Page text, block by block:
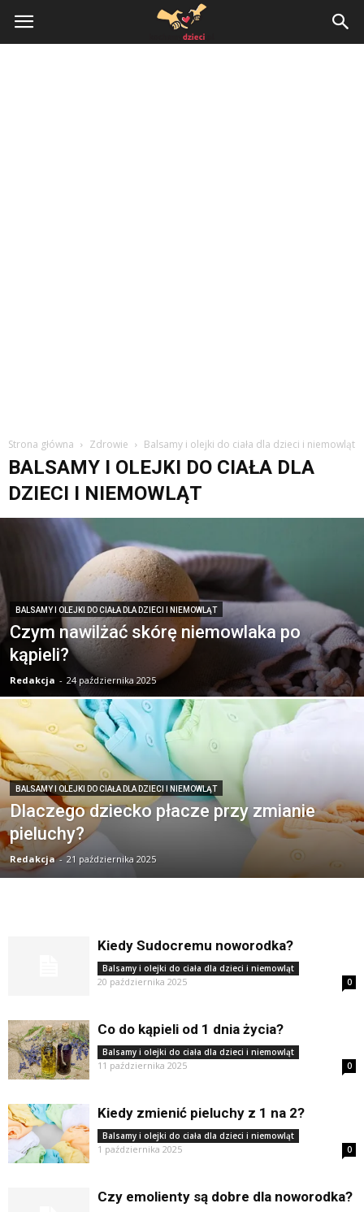
KochamyDzieci.pl
Strona główna Zdrowie Balsamy i olejki do ciała dla dzieci i niemowląt
BALSAMY I OLEJKI DO CIAŁA DLA
DZIECI I NIEMOWLĄT
BALSAMY I OLEJKI DO CIAŁA DLA DZIECI I NIEMOWLĄT
Czym nawilżać skórę niemowlaka po
kąpieli?
Redakcja - 24 października 2025
BALSAMY I OLEJKI DO CIAŁA DLA DZIECI I NIEMOWLĄT
Dlaczego dziecko płacze przy zmianie
pieluchy?
Redakcja - 21 października 2025
Kiedy Sudocremu noworodka?
Balsamy i olejki do ciała dla dzieci i niemowląt
20 października 2025 0
Co do kąpieli od 1 dnia życia?
Balsamy i olejki do ciała dla dzieci i niemowląt
11 października 2025 0
Kiedy zmienić pieluchy z 1 na 2?
Balsamy i olejki do ciała dla dzieci i niemowląt
1 października 2025 0
Czy emolienty są dobre dla noworodka?